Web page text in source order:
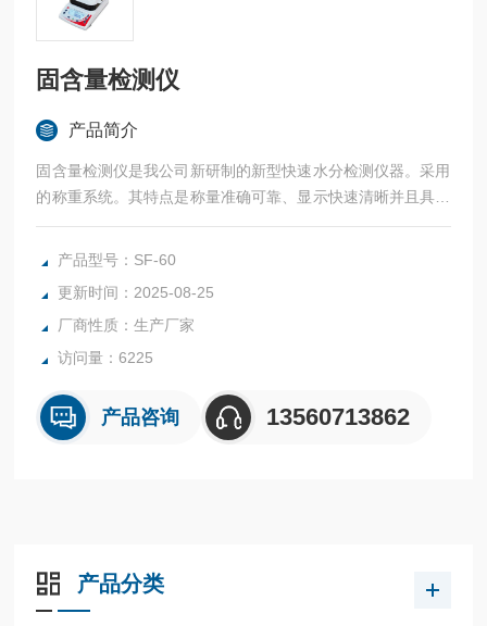
固含量检测仪
产品简介
固含量检测仪是我公司新研制的新型快速水分检测仪器。采用
的称重系统。其特点是称量准确可靠、显示快速清晰并且具有
自动检测系统、简便的自动校准装置以及超载保护等装置,是
一种新型快速的水分检测仪器。
产品型号：SF-60
更新时间：2025-08-25
厂商性质：生产厂家
访问量：6225
产品咨询 13560713862
产品分类